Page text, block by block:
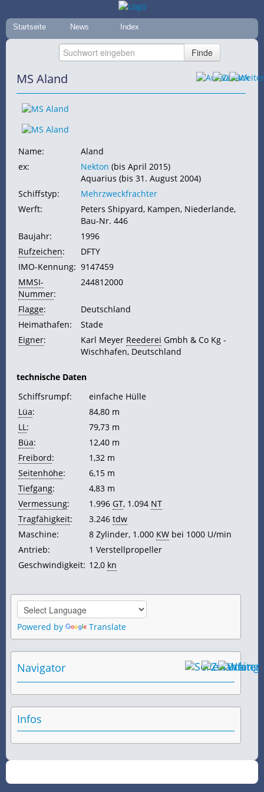
Startseite News Index
MS Aland
Name:
Aland
ex:
Nekton (bis April 2015)
Aquarius (bis 31. August 2004)
Schiffstyp:
Mehrzweckfrachter
Werft:
Peters Shipyard, Kampen, Niederlande,
Bau-Nr. 446
Baujahr:
1996
Rufzeichen:
DFTY
IMO-Kennung: 9147459
MMSI-
Nummer:
244812000
Flagge:
Deutschland
Heimathafen:
Stade
Eigner: Karl Meyer Reederei Gmbh & Co Kg -
Wischhafen, Deutschland
technische Daten
Schiffsrumpf:
einfache Hülle
Lüa:
84,80 m
LL :
79,73 m
Büa:
12,40 m
Freibord:
1,32 m
Seitenhöhe:
6,15 m
Tiefgang:
4,83 m
Vermessung: 1.996 GT, 1.094 NT
Tragfähigkeit: 3.246 tdw
Maschine:
8 Zylinder, 1.000 KW bei 1000 U/min
Antrieb:
1 Verstellpropeller
Geschwindigkeit: 12,0 kn
Powered by Translate
Navigator
Infos